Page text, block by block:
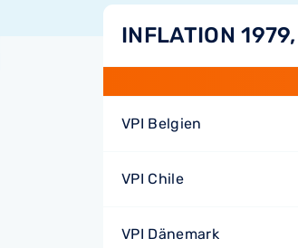
INFLATION
VPI Belgien
VPI Chile
VPI Dänemark